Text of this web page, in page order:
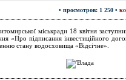
• просмотров: 1 250 •
міськради 18 квітня
«Про підписання інвестиційного
стану водосховища «Відсічне».